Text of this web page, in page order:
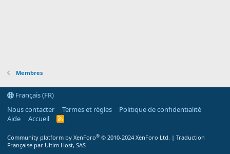
Membres
Français (FR)
Nous contacter
Termes et règles
Politique de confidentialité
Aide
Accueil
R
Community platform by XenForo® © 2010-2024 XenForo Ltd. | Traduction
Française par Ultim Host, SAS